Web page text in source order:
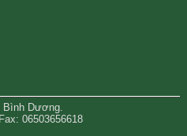
Dương.
06503656618